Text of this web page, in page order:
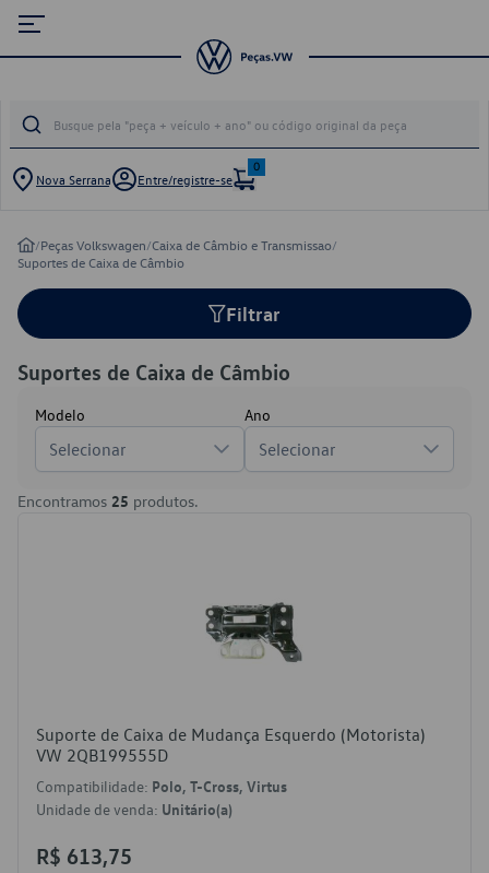
Nova Serrana Entre/registre-se
0
/Peças Volkswagen/Caixa de Câmbio e Transmissao/
Suportes de Caixa de Câmbio
Filtrar
Suportes de Caixa de Câmbio
Modelo
Selecionar
Ano
Selecionar
Encontramos 25 produtos.
Suporte de Caixa de Mudança Esquerdo (Motorista)
VW 2QB199555D
Compatibilidade: Polo, T-Cross, Virtus
Unidade de venda: Unitário(a)
R$ 613,75